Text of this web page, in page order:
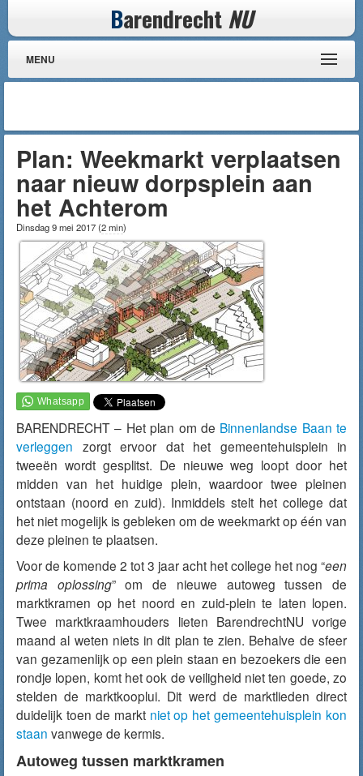
Barendrecht NU
MENU
Plan: Weekmarkt verplaatsen
naar nieuw dorpsplein aan
het Achterom
Dinsdag 9 mei 2017(2 min)
BARENDRECHT – Het plan om de Binnenlandse Baan te
verleggen zorgt ervoor dat het gemeentehuisplein in
tweeën wordt gesplitst. De nieuwe weg loopt door het
midden van het huidige plein, waardoor twee pleinen
ontstaan (noord en zuid). Inmiddels stelt het college dat
het niet mogelijk is gebleken om de weekmarkt op één van
deze pleinen te plaatsen.
Voor de komende 2 tot 3 jaar acht het college het nog “een
prima oplossing” om de nieuwe autoweg tussen de
marktkramen op het noord en zuid-plein te laten lopen.
Twee marktkraamhouders lieten BarendrechtNU vorige
maand al weten niets in dit plan te zien. Behalve de sfeer
van gezamenlijk op een plein staan en bezoekers die een
rondje lopen, komt het ook de veiligheid niet ten goede, zo
stelden de marktkooplui. Dit werd de marktlieden direct
duidelijk toen de markt niet op het gemeentehuisplein kon
staan vanwege de kermis.
Autoweg tussen marktkramen